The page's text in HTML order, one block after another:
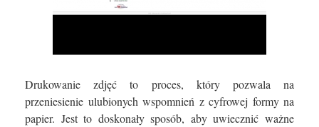
Drukowanie zdjęć to proces, który pozwala na
przeniesienie ulubionych wspomnień z cyfrowej formy na
papier. Jest to doskonały sposób, aby uwiecznić ważne